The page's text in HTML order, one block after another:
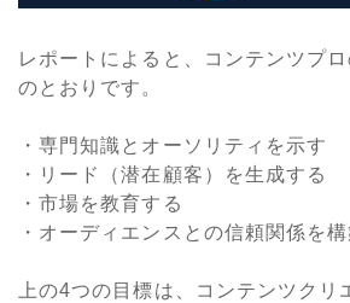
レポートによると、コンテンツプ
のとおりです。
・専門知識とオーソリティを示す
・リード（潜在顧客）を生成する
・市場を教育する
・オーディエンスとの信頼関係を
上の4つの目標は、コンテンツクリ